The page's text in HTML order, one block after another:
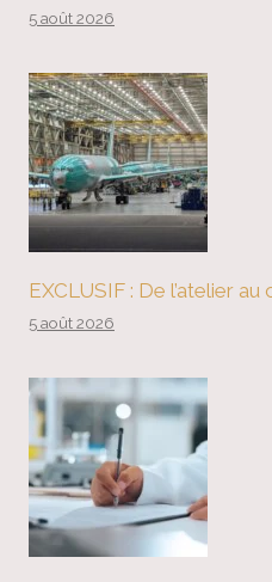
5 août 2026
EXCLUSIF : De l’atelier
5 août 2026